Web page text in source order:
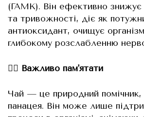
(ГАМК). Він ефективно знижує
та тривожності, діє як
антиоксидант, очищує
глибокому розслабленню
☝🏻 Важливо пам'ятати
Чай — це природний помічник,
панацея. Він може лише